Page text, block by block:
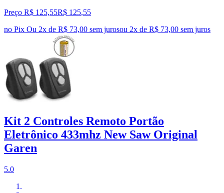
Preço R$ 125,55R$ 125,55
no Pix Ou 2x de R$ 73,00 sem jurosou 2x de R$ 73,00 sem juros
Kit 2 Controles Remoto Portão
Eletrônico 433mhz New Saw Original
Garen
5.0